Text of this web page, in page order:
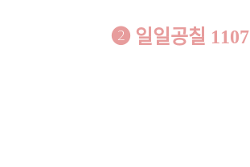
❷ 일일공칠 1107